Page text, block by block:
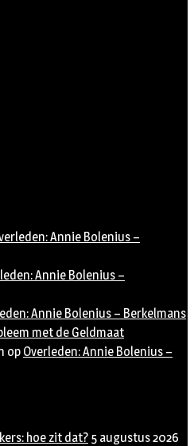
Annie Bolenius –
Annie Bolenius –
Annie Bolenius – Berkelmans
met de Geldmaat
op Overleden: Annie Bolenius –
hoe zit dat? 5 augustus 2026